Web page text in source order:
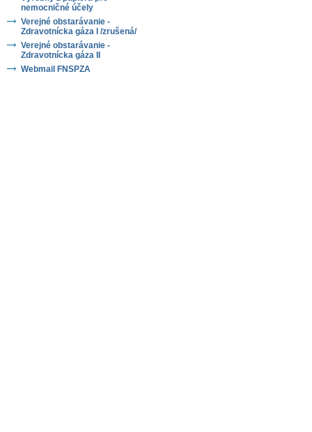
nemocničné účely
Verejné obstarávanie -
Zdravotnícka gáza I /zrušená/
Verejné obstarávanie -
Zdravotnícka gáza II
Webmail FNSPZA